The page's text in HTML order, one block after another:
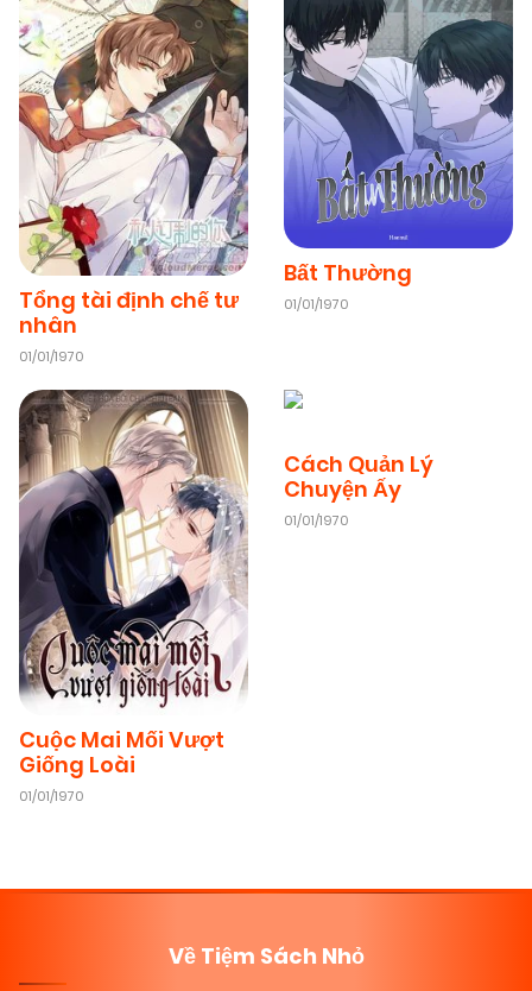
Tổng tài định chế tư
nhân
01/01/1970
Bất Thường
01/01/1970
Cuộc Mai Mối Vượt
Giống Loài
01/01/1970
Cách Quản Lý
Chuyện Ấy
01/01/1970
Về Tiệm Sách Nhỏ